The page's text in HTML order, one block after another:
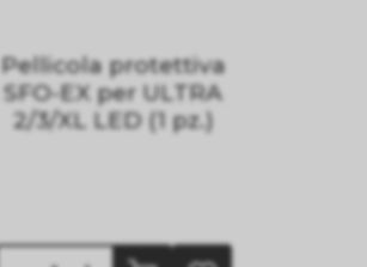
Pellicola protettiva
SFO-EX per ULTRA
2/3/XL LED (1 pz.)